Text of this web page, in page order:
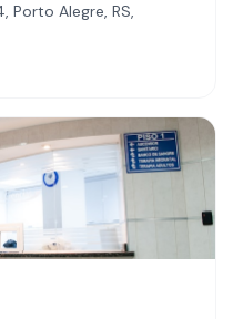
Porto Alegre, RS,